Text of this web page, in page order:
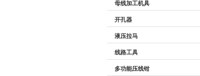
母线加工机具
开孔器
液压拉马
线路工具
多功能压线钳